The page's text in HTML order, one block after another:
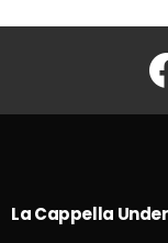
La Cappella